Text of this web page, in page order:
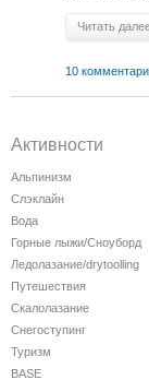
Читать
10
Активности
Альпинизм
Слэклайн
Вода
Горные лыжи/Сноуборд
Ледолазание/drytoolling
Путешествия
Скалолазание
Снегоступинг
Туризм
BASE